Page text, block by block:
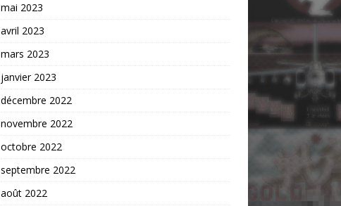
mai 2023
avril 2023
mars 2023
janvier 2023
décembre 2022
novembre 2022
octobre 2022
septembre 2022
août 2022